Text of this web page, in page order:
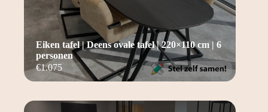
€1.075
Eiken tafel | Deens ovale tafel | 220×110 cm | 6
personen